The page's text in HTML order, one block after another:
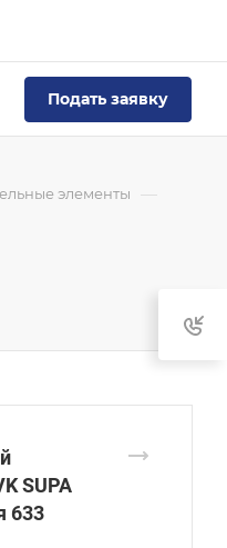
Подать заявку
элементы —
SUPA
633